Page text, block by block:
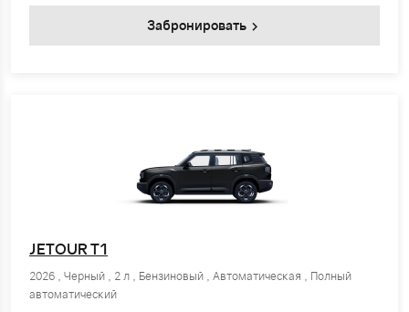
Забронировать
JETOUR T1
2026 , Черный , 2 л , Бензиновый , Автоматическая , Полный
автоматический